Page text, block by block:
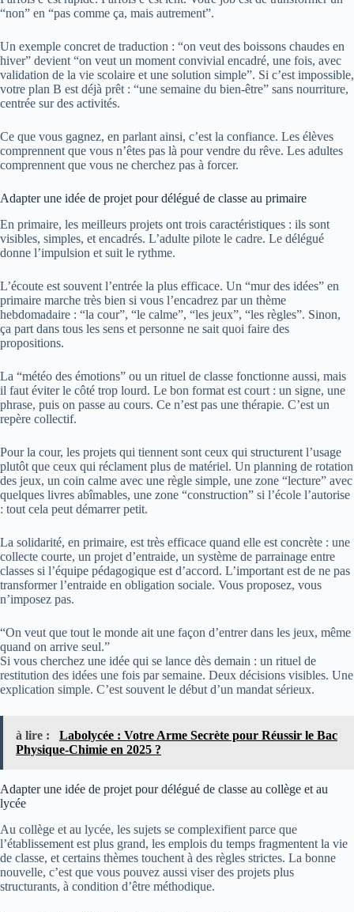
“non” en “pas comme ça, mais autrement”.
Un exemple concret de traduction : “on veut des boissons chaudes en
hiver” devient “on veut un moment convivial encadré, une fois, avec
validation de la vie scolaire et une solution simple”. Si c’est impossible,
votre plan B est déjà prêt : “une semaine du bien-être” sans nourriture,
centrée sur des activités.
Ce que vous gagnez, en parlant ainsi, c’est la confiance. Les élèves
comprennent que vous n’êtes pas là pour vendre du rêve. Les adultes
comprennent que vous ne cherchez pas à forcer.
Adapter une idée de projet pour délégué de classe au primaire
En primaire, les meilleurs projets ont trois caractéristiques : ils sont
visibles, simples, et encadrés. L’adulte pilote le cadre. Le délégué
donne l’impulsion et suit le rythme.
L’écoute est souvent l’entrée la plus efficace. Un “mur des idées” en
primaire marche très bien si vous l’encadrez par un thème
hebdomadaire : “la cour”, “le calme”, “les jeux”, “les règles”. Sinon,
ça part dans tous les sens et personne ne sait quoi faire des
propositions.
La “météo des émotions” ou un rituel de classe fonctionne aussi, mais
il faut éviter le côté trop lourd. Le bon format est court : un signe, une
phrase, puis on passe au cours. Ce n’est pas une thérapie. C’est un
repère collectif.
Pour la cour, les projets qui tiennent sont ceux qui structurent l’usage
plutôt que ceux qui réclament plus de matériel. Un planning de rotation
des jeux, un coin calme avec une règle simple, une zone “lecture” avec
quelques livres abîmables, une zone “construction” si l’école l’autorise
: tout cela peut démarrer petit.
La solidarité, en primaire, est très efficace quand elle est concrète : une
collecte courte, un projet d’entraide, un système de parrainage entre
classes si l’équipe pédagogique est d’accord. L’important est de ne pas
transformer l’entraide en obligation sociale. Vous proposez, vous
n’imposez pas.
“On veut que tout le monde ait une façon d’entrer dans les jeux, même
quand on arrive seul.”
Si vous cherchez une idée qui se lance dès demain : un rituel de
restitution des idées une fois par semaine. Deux décisions visibles. Une
explication simple. C’est souvent le début d’un mandat sérieux.
à lire :
Labolycée : Votre Arme Secrète pour Réussir le Bac
Physique-Chimie en 2025 ?
Adapter une idée de projet pour délégué de classe au collège et au
lycée
Au collège et au lycée, les sujets se complexifient parce que
l’établissement est plus grand, les emplois du temps fragmentent la vie
de classe, et certains thèmes touchent à des règles strictes. La bonne
nouvelle, c’est que vous pouvez aussi viser des projets plus
structurants, à condition d’être méthodique.